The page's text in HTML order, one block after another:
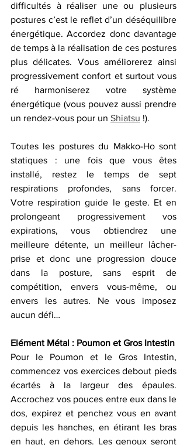
difficultés à réaliser une ou plusieurs
postures c’est le reflet d’un déséquilibre
énergétique. Accordez donc davantage
de temps à la réalisation de ces postures
plus délicates. Vous améliorerez ainsi
progressivement confort et surtout vous
ré harmoniserez votre système
énergétique (vous pouvez aussi prendre
un rendez-vous pour un Shiatsu !).
Toutes les postures du Makko-Ho sont
statiques : une fois que vous êtes
installé, restez le temps de sept
respirations profondes, sans forcer.
Votre respiration guide le geste. Et en
prolongeant progressivement vos
expirations, vous obtiendrez une
meilleure détente, un meilleur lâcher-
prise et donc une progression douce
dans la posture, sans esprit de
compétition, envers vous-même, ou
envers les autres. Ne vous imposez
aucun défi…
Pour le Poumon et le Gros Intestin,
commencez vos exercices debout pieds
écartés à la largeur des épaules.
Accrochez vos pouces entre eux dans le
dos, expirez et penchez vous en avant
depuis les hanches, en étirant les bras
en haut, en dehors. Les genoux seront